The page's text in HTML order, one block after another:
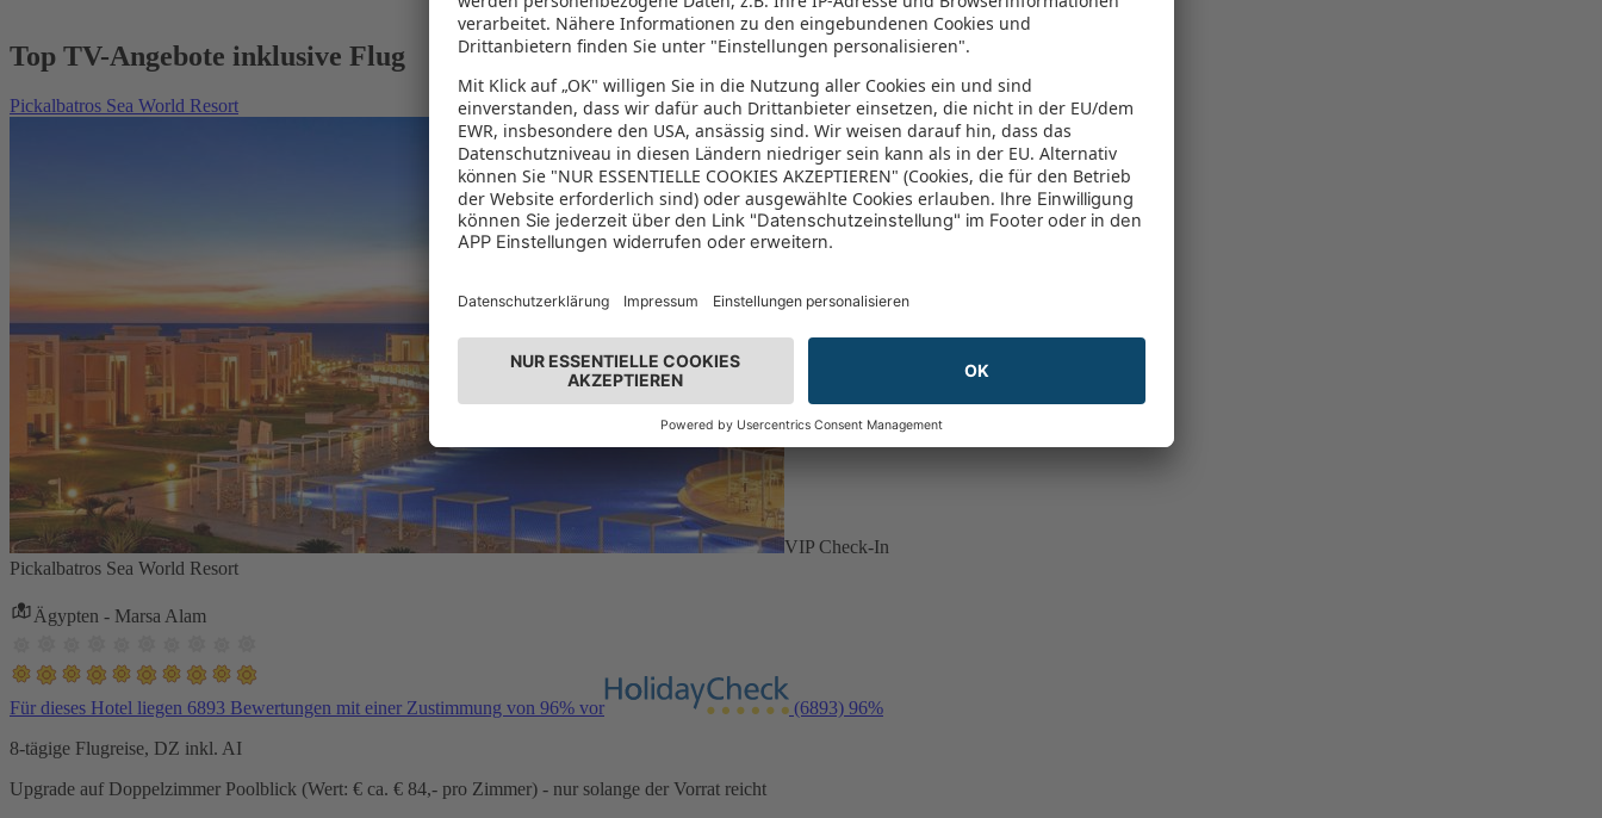
Top TV-Angebote inklusive Flug
Pickalbatros Sea World Resort
VIP Check-In
Pickalbatros Sea World Resort
Ägypten - Marsa Alam
Für dieses Hotel liegen 6893 Bewertungen mit einer Zustimmung von 96% vor (6893) 96%
8-tägige Flugreise, DZ inkl. AI
Upgrade auf Doppelzimmer Poolblick (Wert: € ca. € 84,- pro Zimmer) - nur solange der Vorrat reicht